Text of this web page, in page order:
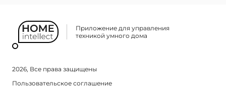
2026, Все права защищены
Пользовательское соглашение
Приложение для управления
техникой умного дома